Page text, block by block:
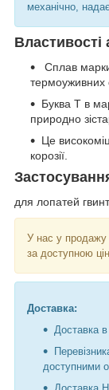
механічно,
Властивості
Сплав
термоуживних
Буква Т в
природно
Це
корозії.
для лопатей
У нас у продажу
за доступною
Доставка:
Доставка в
доступними